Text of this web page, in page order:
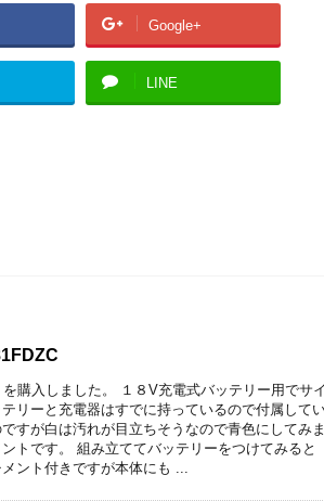
Google+
LINE
購入しました。 １８V充電式バッテリー用でサイ
リーと充電器はすでに持っているので付属して
すが白は汚れが目立ちそうなので青色にしてみま
トです。 組み立ててバッテリーをつけてみると
ント付きですが本体にも ...